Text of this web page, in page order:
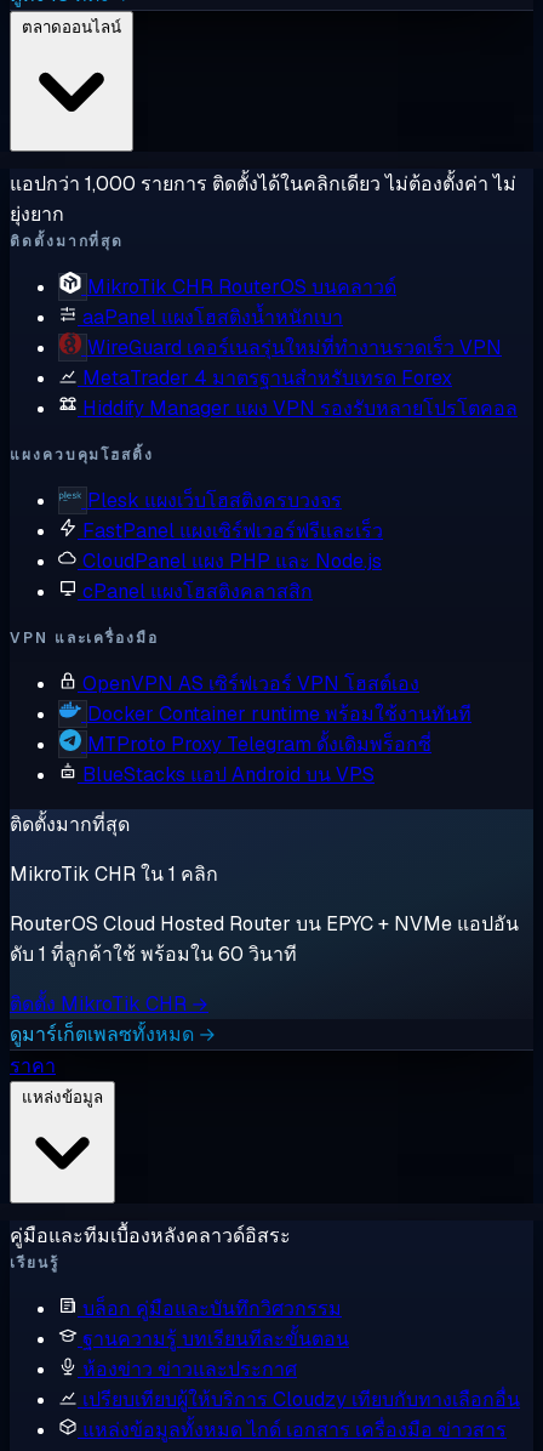
แอปกว่า 1,000 รายการ ติดตั้งได้ในคลิกเดียว ไม่ต้องตั้งค่า ไม่
ยุ่งยาก
ติดตั้งมากที่สุด
MikroTik CHR RouterOS บนคลาวด์
aaPanel แผงโฮสติงน้ำหนักเบา
WireGuard เคอร์เนลรุ่นใหม่ที่ทำงานรวดเร็ว VPN
MetaTrader 4 มาตรฐานสำหรับเทรด Forex
Hiddify Manager แผง VPN รองรับหลายโปรโตคอล
แผงควบคุมโฮสติ้ง
Plesk แผงเว็บโฮสติงครบวงจร
FastPanel แผงเซิร์ฟเวอร์ฟรีและเร็ว
CloudPanel แผง PHP และ Node.js
cPanel แผงโฮสติงคลาสสิก
VPN และเครื่องมือ
OpenVPN AS เซิร์ฟเวอร์ VPN โฮสต์เอง
Docker Container runtime พร้อมใช้งานทันที
MTProto Proxy Telegram ดั้งเดิมพร็อกซี่
BlueStacks แอป Android บน VPS
ติดตั้งมากที่สุด
MikroTik CHR ใน 1 คลิก
RouterOS Cloud Hosted Router บน EPYC + NVMe แอปอัน
ดับ 1 ที่ลูกค้าใช้ พร้อมใน 60 วินาที
ติดตั้ง MikroTik CHR →
ดูมาร์เก็ตเพลซทั้งหมด →
ราคา
คู่มือและทีมเบื้องหลังคลาวด์อิสระ
เรียนรู้
บล็อก คู่มือและบันทึกวิศวกรรม
ฐานความรู้ บทเรียนทีละขั้นตอน
ห้องข่าว ข่าวและประกาศ
เปรียบเทียบผู้ให้บริการ Cloudzy เทียบกับทางเลือกอื่น
แหล่งข้อมูลทั้งหมดไกด์ เอกสาร เครื่องมือ ข่าวสาร